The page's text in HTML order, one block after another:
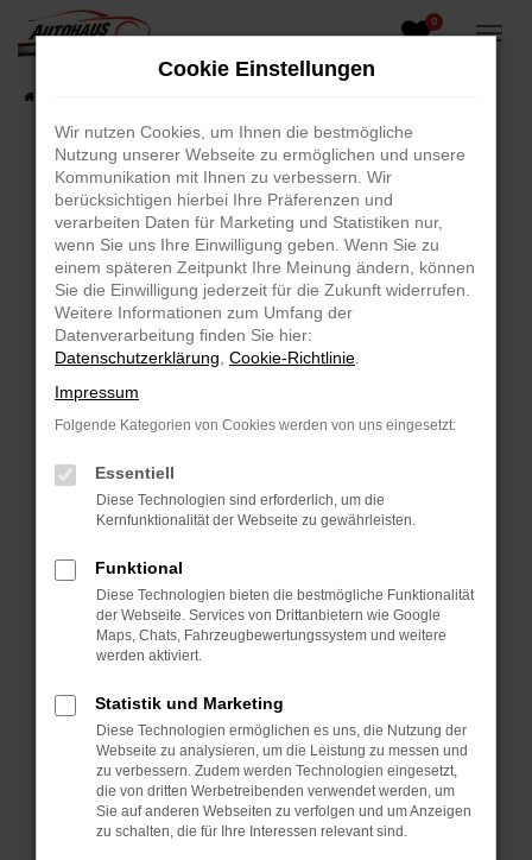
Zum
Hauptinhalt
0
Fehler: Network Error
Beim Laden ist ein Fehler aufgetreten.
Hier sind ein paar Tipps, die dir helfen können:
Überprüfe deine Firewall und deine
Internetverbindung.
Laden andere Webseiten, zum Beispiel deine
Suchmaschine?
Prüfe deine Browsererweiterungen.
Manche Erweiterungen, wie Werbeblocker,
können das Laden bestimmter Seiten
verhindern. Funktioniert die Seite in einem
Fenster?
Starte dein Gerät neu.
Das kann manchmal helfen, vorübergehende
Probleme zu beheben.
Betriebssystem auf dem neuesten Stand
sind.
Veraltete Software birgt nicht nur ein
Sicherheitsrisiko, sondern kann auch dazu
führen, dass bestimmte Funktionen nicht mehr
unterstützt werden.
Cookie Einstellungen
Wir nutzen Cookies, um Ihnen die bestmögliche
Nutzung unserer Webseite zu ermöglichen und unsere
Kommunikation mit Ihnen zu verbessern. Wir
berücksichtigen hierbei Ihre Präferenzen und
verarbeiten Daten für Marketing und Statistiken nur,
wenn Sie uns Ihre Einwilligung geben. Wenn Sie zu
einem späteren Zeitpunkt Ihre Meinung ändern, können
Sie die Einwilligung jederzeit für die Zukunft widerrufen.
Weitere Informationen zum Umfang der
Datenverarbeitung finden Sie hier:
Datenschutzerklärung Cookie-Richtlinie
Impressum
Folgende Kategorien von Cookies werden von uns eingesetzt:
Essentiell
Diese Technologien sind erforderlich, um die
Kernfunktionalität der Webseite zu gewährleisten.
Funktional
Diese Technologien bieten die bestmögliche Funktionalität
der Webseite. Services von Drittanbietern wie Google
Maps, Chats, Fahrzeugbewertungssystem und weitere
werden aktiviert.
Statistik und Marketing
Diese Technologien ermöglichen es uns, die Nutzung der
Webseite zu analysieren, um die Leistung zu messen und
zu verbessern. Zudem werden Technologien eingesetzt,
die von dritten Werbetreibenden verwendet werden, um
Sie auf anderen Webseiten zu verfolgen und um Anzeigen
zu schalten, die für Ihre Interessen relevant sind.